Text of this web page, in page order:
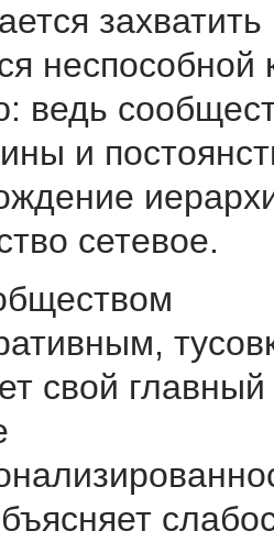
неспособной
ведь
и
сетевое.
свой